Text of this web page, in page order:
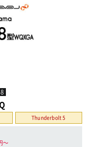
Thunderbolt 5
〜